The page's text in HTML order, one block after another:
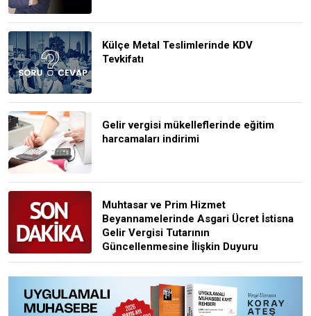
Külçe Metal Teslimlerinde KDV
Tevkifatı
Gelir vergisi mükelleflerinde eğitim
harcamaları indirimi
Muhtasar ve Prim Hizmet
Beyannamelerinde Asgari Ücret İstisna
Gelir Vergisi Tutarının
Güncellenmesine İlişkin Duyuru